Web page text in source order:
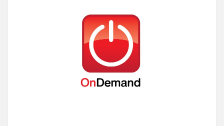
โปรไฟล์